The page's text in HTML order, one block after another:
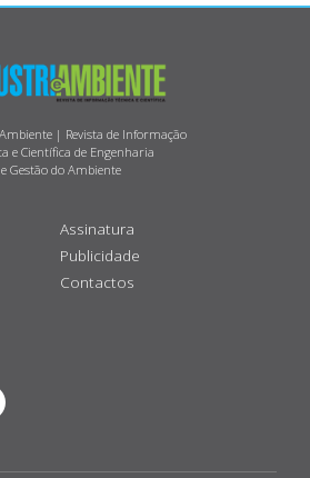
| Revista de Informação
e Científica de Engenharia
e Gestão do Ambiente
Assinatura
Publicidade
Contactos